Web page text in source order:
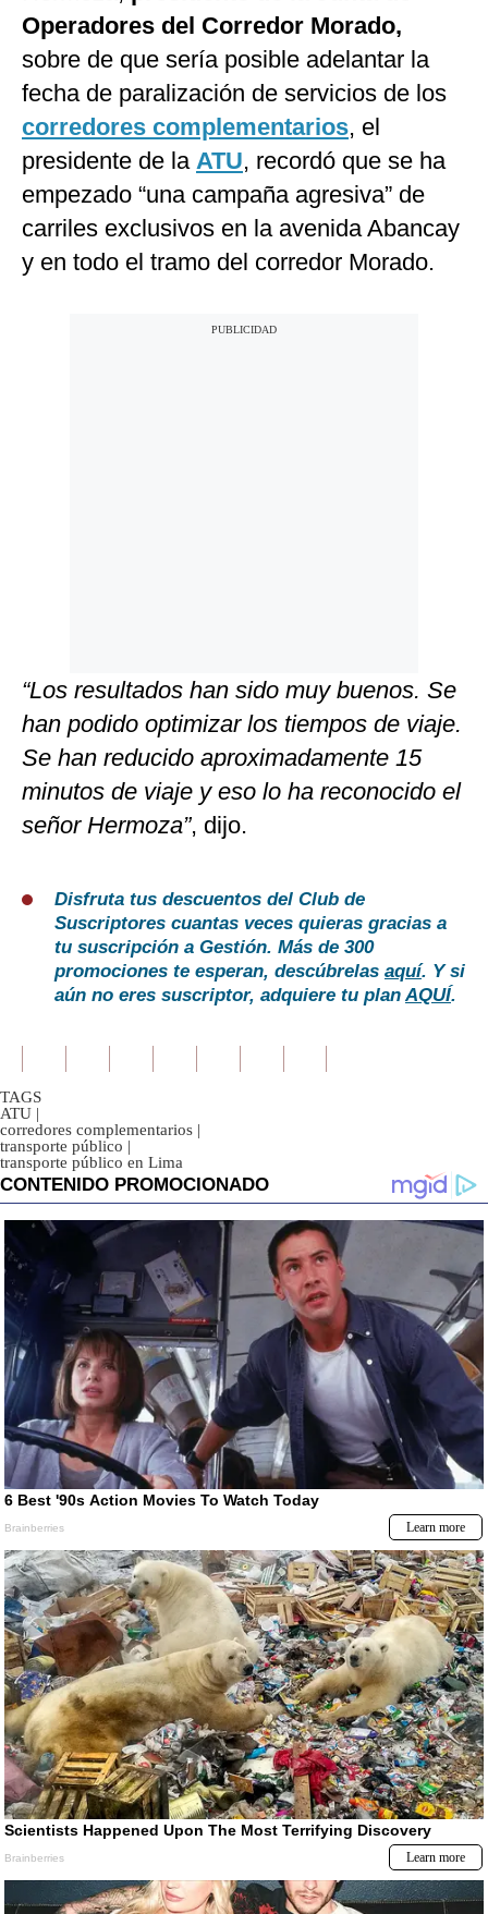
Operadores del Corredor Morado,
sobre de que sería posible adelantar la
fecha de paralización de servicios de los
corredores complementarios, el
presidente de la ATU, recordó que se ha
empezado “una campaña agresiva” de
carriles exclusivos en la avenida Abancay
y en todo el tramo del corredor Morado.
“Los resultados han sido muy buenos. Se
han podido optimizar los tiempos de viaje.
Se han reducido aproximadamente 15
minutos de viaje y eso lo ha reconocido el
señor Hermoza”, dijo.
Disfruta tus descuentos del Club de
Suscriptores cuantas veces quieras gracias a
tu suscripción a Gestión. Más de 300
promociones te esperan, descúbrelas aquí. Y si
aún no eres suscriptor, adquiere tu planAQUÍ.
TAGS
ATU |
corredores complementarios |
transporte público |
transporte público en Lima